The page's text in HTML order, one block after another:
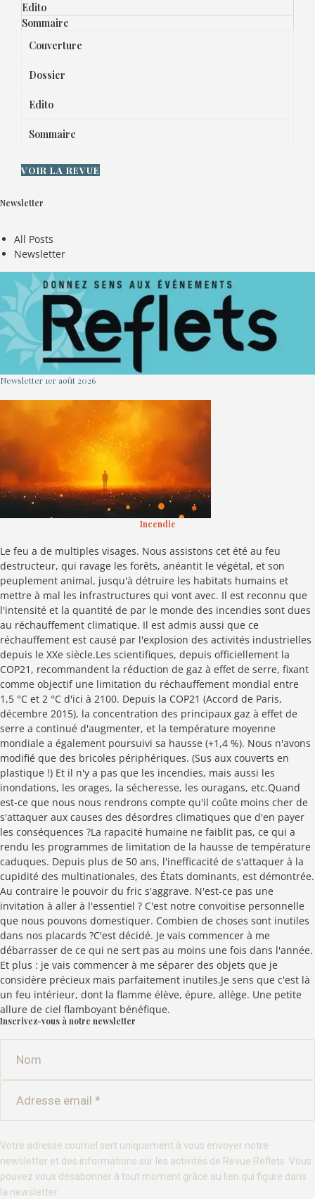
Edito
Sommaire
Couverture
Dossier
Edito
Sommaire
VOIR LA REVUE
Newsletter
All Posts
Newsletter
Newsletter 1er août 2026
Incendie
Le feu a de multiples visages. Nous assistons cet été au feu
destructeur, qui ravage les forêts, anéantit le végétal, et son
peuplement animal, jusqu'à détruire les habitats humains et
mettre à mal les infrastructures qui vont avec. Il est reconnu que
l'intensité et la quantité de par le monde des incendies sont dues
au réchauffement climatique. Il est admis aussi que ce
réchauffement est causé par l'explosion des activités industrielles
depuis le XXe siècle.Les scientifiques, depuis officiellement la
COP21, recommandent la réduction de gaz à effet de serre, fixant
comme objectif une limitation du réchauffement mondial entre
1,5 °C et 2 °C d'ici à 2100. Depuis la COP21 (Accord de Paris,
décembre 2015), la concentration des principaux gaz à effet de
serre a continué d'augmenter, et la température moyenne
mondiale a également poursuivi sa hausse (+1,4 %). Nous n'avons
modifié que des bricoles périphériques. (Sus aux couverts en
plastique !) Et il n'y a pas que les incendies, mais aussi les
inondations, les orages, la sécheresse, les ouragans, etc.Quand
est-ce que nous nous rendrons compte qu'il coûte moins cher de
s'attaquer aux causes des désordres climatiques que d'en payer
les conséquences ?La rapacité humaine ne faiblit pas, ce qui a
rendu les programmes de limitation de la hausse de température
caduques. Depuis plus de 50 ans, l'inefficacité de s'attaquer à la
cupidité des multinationales, des États dominants, est démontrée.
Au contraire le pouvoir du fric s'aggrave. N'est-ce pas une
invitation à aller à l'essentiel ? C'est notre convoitise personnelle
que nous pouvons domestiquer. Combien de choses sont inutiles
dans nos placards ?C'est décidé. Je vais commencer à me
débarrasser de ce qui ne sert pas au moins une fois dans l'année.
Et plus : je vais commencer à me séparer des objets que je
considère précieux mais parfaitement inutiles.Je sens que c'est là
un feu intérieur, dont la flamme élève, épure, allège. Une petite
allure de ciel flamboyant bénéfique.
Inscrivez-vous à notre newsletter
Votre adresse courriel sert uniquement à vous envoyer notre
newsletter et des informations sur les activités de Revue Reflets. Vous
pouvez vous désabonner à tout moment grâce au lien qui figure dans
la newsletter.